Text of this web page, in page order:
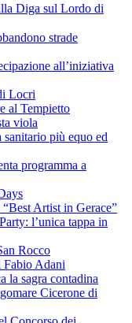
Diga sul Lordo di
strade
all’iniziativa
Locri
al Tempietto
viola
sanitario più equo ed
programma a
Artist in Gerace”
l’unica tappa in
Rocco
Adani
sagra contadina
Cicerone di